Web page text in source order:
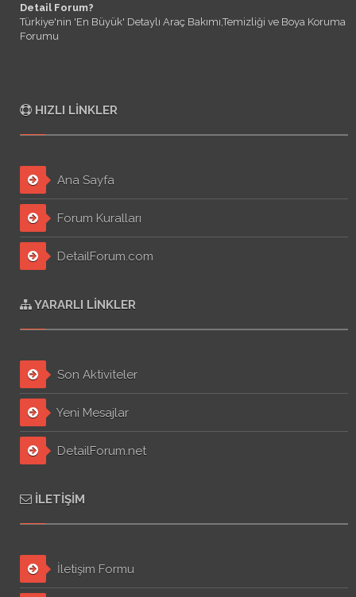
Detail Forum?
Türkiye'nin 'En Büyük' Detaylı Araç Bakımı,Temizliği ve Boya Koruma
Forumu
HIZLI LINKLER
Ana Sayfa
Forum Kuralları
DetailForum.com
YARARLI LINKLER
Son Aktiviteler
Yeni Mesajlar
DetailForum.net
İLETIŞIM
İletişim Formu